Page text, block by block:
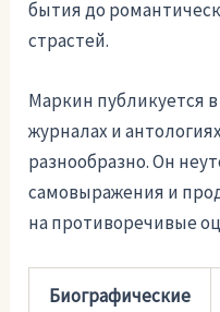
бытия до
страстей.
Маркин публикуется
журналах и
разнообразно. Он
самовыражения и
на противоречивые
Биографические